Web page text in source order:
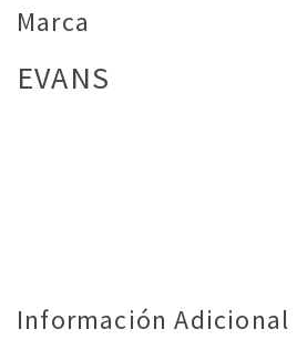
Marca
EVANS
Información Adicional